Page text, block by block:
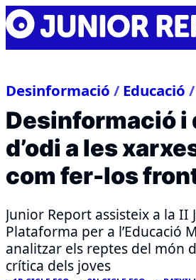
Skip
to
content
Junior
Report
Desinformació /Educació /
Desinformació
d’odi a les
com fer-los
Junior Report assisteix a la II
Plataforma per a l’Educació
analitzar els reptes del món
crítica dels joves